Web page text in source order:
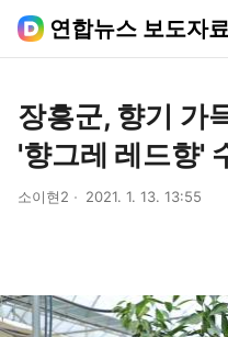
연합뉴스 보도자
장흥군, 향기 가
'향그레 레드향'
소이현2 2021. 1. 13. 13:55